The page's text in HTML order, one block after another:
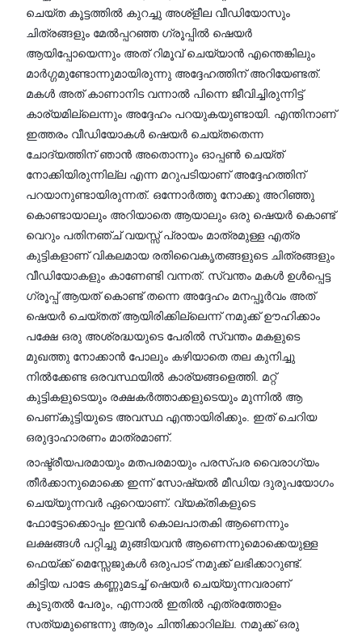
ചെയ്ത കൂട്ടത്തിൽ കുറച്ചു അശ്ളീല വീഡിയോസും
ചിത്രങ്ങളും മേൽപ്പറഞ്ഞ ഗ്രൂപ്പിൽ ഷെയർ
ആയിപ്പോയെന്നും അത് റിമൂവ് ചെയ്യാൻ എന്തെങ്കിലും
മാർഗ്ഗമുണ്ടോന്നുമായിരുന്നു അദ്ദേഹത്തിന് അറിയേണ്ടത്.
മകൾ അത് കാണാനിട വന്നാൽ പിന്നെ ജീവിച്ചിരുന്നിട്ട്
കാര്യമില്ലെന്നും അദ്ദേഹം പറയുകയുണ്ടായി. എന്തിനാണ്
ഇത്തരം വീഡിയോകൾ ഷെയർ ചെയ്തതെന്ന
ചോദ്യത്തിന് ഞാൻ അതൊന്നും ഓപ്പൺ ചെയ്ത്
നോക്കിയിരുന്നില്ല എന്ന മറുപടിയാണ് അദ്ദേഹത്തിന്
പറയാനുണ്ടായിരുന്നത്. ഒന്നോർത്തു നോക്കു അറിഞ്ഞു
കൊണ്ടായാലും അറിയാതെ ആയാലും ഒരു ഷെയർ കൊണ്ട്
വെറും പതിനഞ്ച് വയസ്സ് പ്രായം മാത്രമുള്ള എത്ര
കുട്ടികളാണ് വികലമായ രതിവൈകൃതങ്ങളുടെ ചിത്രങ്ങളും
വീഡിയോകളും കാണേണ്ടി വന്നത്. സ്വന്തം മകൾ ഉൾപ്പെട്ട
ഗ്രൂപ്പ് ആയത് കൊണ്ട് തന്നെ അദ്ദേഹം മനപ്പൂർവം അത്
ഷെയർ ചെയ്തത് ആയിരിക്കില്ലെന്ന് നമുക്ക് ഊഹിക്കാം
പക്ഷേ ഒരു അശ്രദ്ധയുടെ പേരിൽ സ്വന്തം മകളുടെ
മുഖത്തു നോക്കാൻ പോലും കഴിയാതെ തല കുനിച്ചു
നിൽക്കേണ്ട ഒരവസ്ഥയിൽ കാര്യങ്ങളെത്തി. മറ്റ്
കുട്ടികളുടെയും രക്ഷകർത്താക്കളുടെയും മുന്നിൽ ആ
പെണ്കുട്ടിയുടെ അവസ്ഥ എന്തായിരിക്കും. ഇത് ചെറിയ
ഒരുദ്ദാഹാരണം മാത്രമാണ്.
രാഷ്ട്രീയപരമായും മതപരമായും പരസ്പര വൈരാഗ്യം
തീർക്കാനുമൊക്കെ ഇന്ന് സോഷ്യൽ മീഡിയ ദുരുപയോഗം
ചെയ്യുന്നവർ ഏറെയാണ്. വ്യക്തികളുടെ
ഫോട്ടോക്കൊപ്പം ഇവൻ കൊലപാതകി ആണെന്നും
ലക്ഷങ്ങൾ പറ്റിച്ചു മുങ്ങിയവൻ ആണെന്നുമൊക്കെയുള്ള
ഫെയ്ക്ക് മെസ്സേജുകൾ ഒരുപാട് നമുക്ക് ലഭിക്കാറുണ്ട്.
കിട്ടിയ പാടേ കണ്ണുമടച്ച് ഷെയർ ചെയ്യുന്നവരാണ്
കൂടുതൽ പേരും, എന്നാൽ ഇതിൽ എത്രത്തോളം
സത്യമുണ്ടെന്നു ആരും ചിന്തിക്കാറില്ല. നമുക്ക് ഒരു